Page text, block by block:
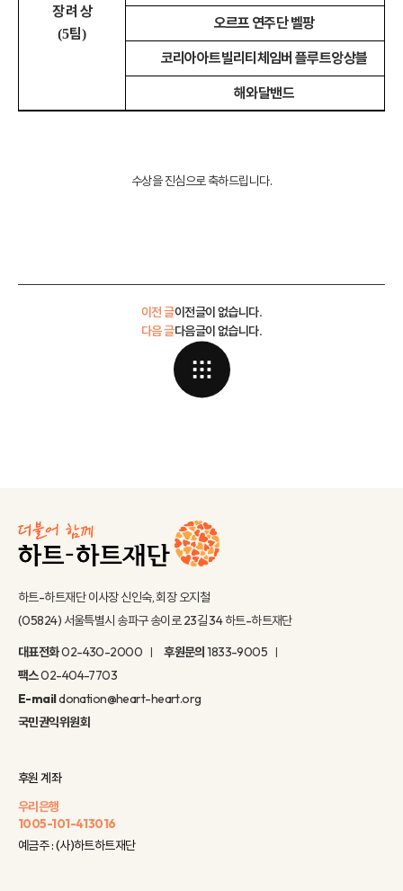
장 려 상
(5팀)
오르프 연주단 벨팡
코리아아트빌리티체임버 플루트앙상블
해와달밴드
수상을 진심으로 축하드립니다.
이전 글이전글이 없습니다.
다음글이 없습니다.
다음 글
하트-하트재단 이사장 신인숙, 회장 오지철
(05824) 서울특별시 송파구 송이로 23길 34 하트-하트재단
대표전화02-430-2000 후원문의1833-9005
팩스02-404-7703
E-maildonation@heart-heart.org
국민권익위원회
후원 계좌
우리은행
1005-101-413016
예금주 : (사)하트하트재단